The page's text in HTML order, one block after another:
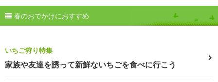
春のおでかけにおすすめ
いちご狩り特集
家族や友達を誘って新鮮ないちごを食べに行こう